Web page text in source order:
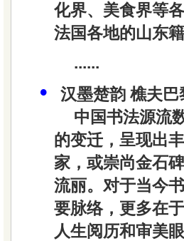
化界、美食界等
法国各地的山东
......
•
汉墨楚韵 樵夫巴
中国书法源流
的变迁，呈现出
家，或崇尚金石
流丽。对于当今
要脉络，更多在
人生阅历和审美眼